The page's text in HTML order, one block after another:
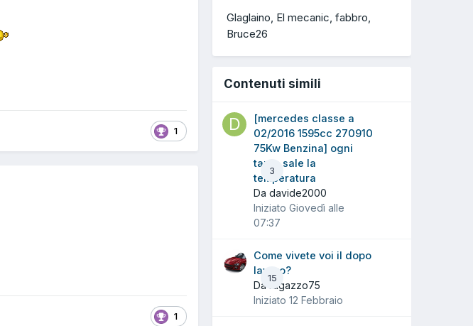
1
1
Glaglaino El mecanic fabbro
Bruce26
Contenuti simili
3
[mercedes classe a
02/2016 1595cc 270910
75Kw Benzina] ogni
tanto sale la
temperatura
Da davide2000
Iniziato Giovedì alle
07:37
15
Come vivete voi il dopo
lavoro?
Da ragazzo75
Iniziato 12 Febbraio